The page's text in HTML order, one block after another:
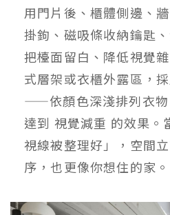
用門片後、櫃體側邊、
掛鉤、磁吸條收納鑰匙
把檯面留白、降低視覺
式層架或衣櫃外露區，採
——依顏色深淺排列衣物
達到 視覺減重 的效果。
視線被整理好」，空間
序，也更像你想住的家。